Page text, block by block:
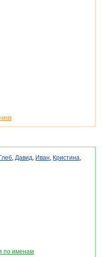
Глеб,Давид, Иван, Кристина,
по именам